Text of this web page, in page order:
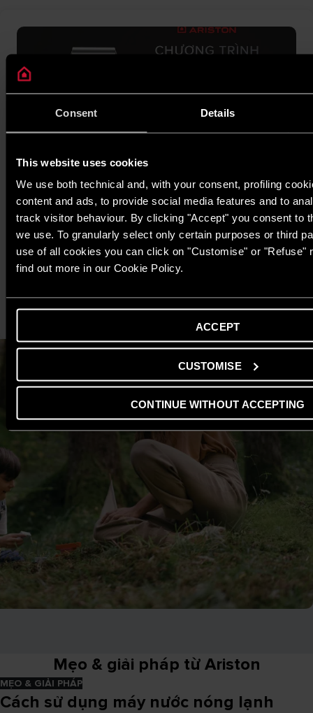
Consent Details
This website uses cookies
We use both technical and, with your consent, profiling
content and ads, to provide social media features and to
track visitor behaviour. By clicking "Accept" you consent to
we use. To granularly select only certain purposes or third
use of all cookies you can click on "Customise" or "Refuse"
find out more in our Cookie Policy.
ACCEPT
CUSTOMISE
CONTINUE WITHOUT ACCEPTING
Hội Viên Kim Cương (Dành cho cửa hàng)
Nhằm tri ân, chăm sóc và kết nối các đối tác tiêu biểu, chúng
tôi triển khai chương trình “Hội Viên Kim Cương Ariston 2026”.
Chương trình mang lại nhiều quyền lợi thiết thực và các chính
sách ưu đãi hấp dẫn dành riêng cho Quý cửa hàng thành viên
TÌM HIỂU THÊM
Mẹo & giải pháp từ Ariston​
MẸO & GIẢI PHÁP
Cách sử dụng máy nước nóng lạnh